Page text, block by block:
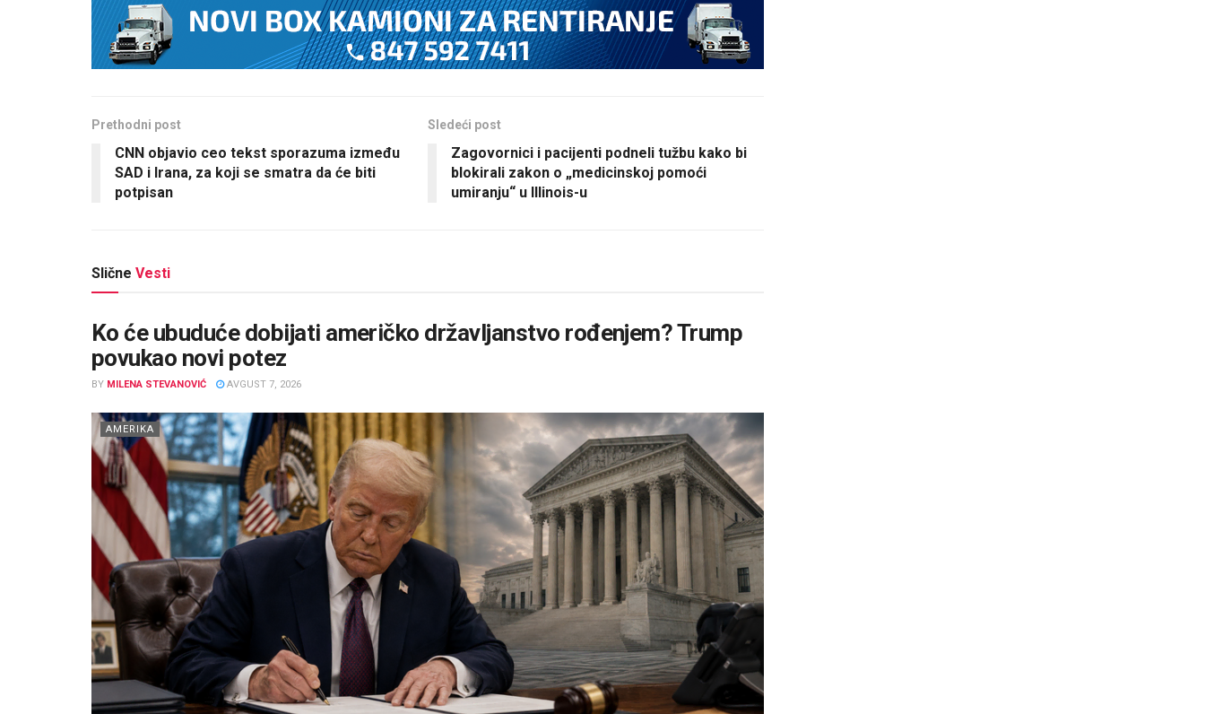
Prethodni post
CNN objavio ceo tekst sporazuma između
SAD i Irana, za koji se smatra da će biti
potpisan
Sledeći post
Zagovornici i pacijenti podneli tužbu kako bi
blokirali zakon o „medicinskoj pomoći
umiranju“ u Illinois-u
Slične Vesti
Ko će ubuduće dobijati američko državljanstvo rođenjem? Trump
povukao novi potez
BY MILENA STEVANOVIĆ AVGUST 7, 2026
AMERIKA